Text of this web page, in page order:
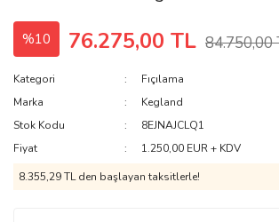
%10 76.275,00 TL 84.750,00
Kategori
Fıçılama
Marka
Kegland
Stok Kodu
8EJNAJCLQ1
Fiyat
1.250,00 EUR + KDV
8.355,29 TL den başlayan taksitlerle!